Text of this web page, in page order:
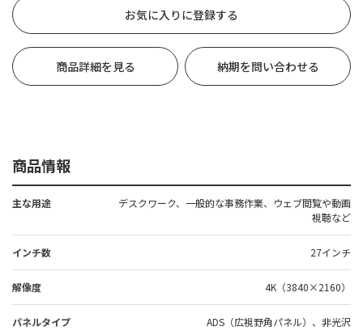
お気に入りに登録する
商品詳細を見る 納期を問い合わせる
商品情報
主な用途
デスクワーク、一般的な事務作業、ウェブ閲覧や動画
視聴など
インチ数 27インチ
解像度 4K（3840×2160）
パネルタイプ ADS（広視野角パネル）、非光沢